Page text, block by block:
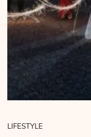
LIFESTYLE